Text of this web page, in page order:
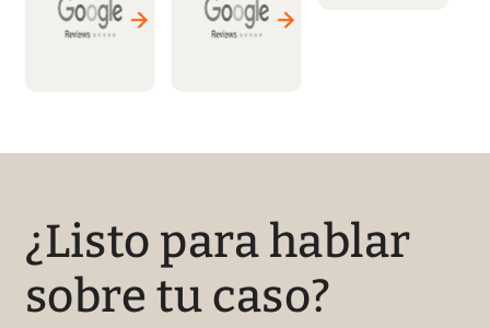
. Muy
recom
aré
con él
sin
dudarl
o.
recom
endabl
er
migrac
ión.
¿Listo para hablar
sobre tu caso?